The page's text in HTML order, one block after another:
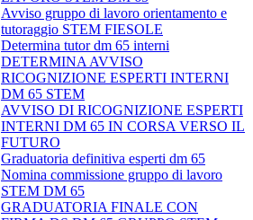
Avviso gruppo di lavoro orientamento e
tutoraggio STEM FIESOLE
Determina tutor dm 65 interni
DETERMINA AVVISO
RICOGNIZIONE ESPERTI INTERNI
DM 65 STEM
AVVISO DI RICOGNIZIONE ESPERTI
INTERNI DM 65 IN CORSA VERSO IL
FUTURO
Graduatoria definitiva esperti dm 65
Nomina commissione gruppo di lavoro
STEM DM 65
GRADUATORIA FINALE CON